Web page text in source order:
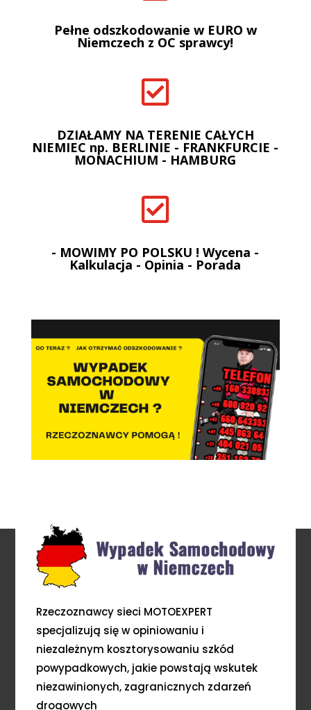
Pełne odszkodowanie w EURO w
Niemczech z OC sprawcy!

DZIAŁAMY NA TERENIE CAŁYCH
NIEMIEC np. BERLINIE - FRANKFURCIE -
MONACHIUM - HAMBURG

- MOWIMY PO POLSKU ! Wycena -
Kalkulacja - Opinia - Porada
Rzeczoznawcy sieci MOTOEXPERT
specjalizują się w opiniowaniu i
niezależnym kosztorysowaniu szkód
powypadkowych, jakie powstają wskutek
niezawinionych, zagranicznych zdarzeń
drogowych